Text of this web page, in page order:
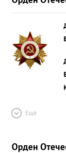
Ещё
Орден